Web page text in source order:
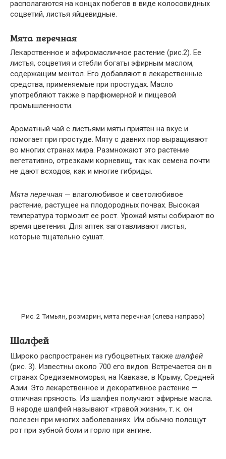
располагаются на концах побегов в виде колосовидных
соцветий, листья яйцевидные.
Мята перечная
Лекарственное и эфиромасличное растение (рис.2). Ее
листья, соцветия и стебли богаты эфирным маслом,
содержащим ментол. Его добавляют в лекарственные
средства, применяемые при простудах. Масло
употребляют также в парфюмерной и пищевой
промышленности.
Ароматный чай с листьями мяты приятен на вкус и
помогает при простуде. Мяту с давних пор выращивают
во многих странах мира. Размножают это растение
вегетативно, отрезками корневищ, так как семена почти
не дают всходов, как и многие гибриды.
Мята перечная — влаголюбивое и светолюбивое
растение, растущее на плодородных почвах. Высокая
температура тормозит ее рост. Урожай мяты собирают во
время цветения. Для аптек заготавливают листья,
которые тща­тельно сушат.
Рис. 2 Тимьян, розмарин, мята перечная (слева направо)
Шалфей
Широко распространен из губоцветных также шалфей
(рис. 3). Известны около 700 его видов. Встречается он в
странах Средиземноморья, на Кавка­зе, в Крыму, Средней
Азии. Это лекарственное и декоративное растение —
отличная пряность. Из шалфея получают эфирные масла.
В народе шал­фей называют «травой жизни», т. к. он
полезен при многих заболеваниях. Им обычно полощут
рот при зубной боли и горло при ангине.